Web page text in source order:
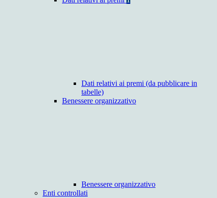
Dati relativi ai premi (da pubblicare in
tabelle)
Benessere organizzativo
Benessere organizzativo
Enti controllati